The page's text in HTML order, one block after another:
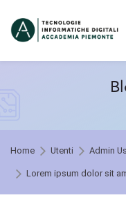
Home Utenti Admin
Lorem ipsum dolor sit